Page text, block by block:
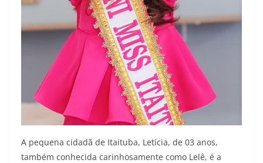
A pequena cidadã de Itaituba, Letícia, de 03 anos,
também conhecida carinhosamente como Lelê, é a